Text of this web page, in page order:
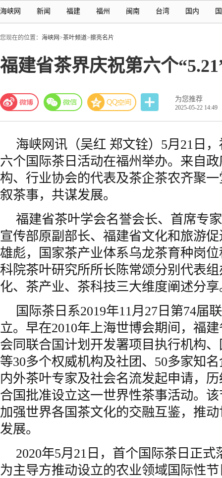
海峡网 新闻 福建 福州 闽南 台湾 国内
您现在的位置： 海峡网>茶叶频道>擦亮名片
福建省茶界庆祝第六个
为您推荐
2025-05-22 14:49
海峡网 讯（吴红 郑文铨）5月21日，
六个国际茶日活动在福州 举办。来自
构、行业协会的代表及茶企茶农齐聚
叙茶事，共谋发展。
福建省茶叶学会名誉会长、首席专
宣传部原副部长、福建省文化和旅游
雄彪，国家茶产业体系乌龙茶育种岗
科院茶叶研究所所长陈常颂分别代表
化、茶产业、茶科技三大维度阐述分享
国际茶日系2019年11月27日第74届
立。早在2010年上海世博会期间，福
会同联合国计划开发署项目执行机构
等30多个权威机构及社团、50多家知
内外茶叶专家及社会名流发起申请，
合国批准设立这一世界性茶事活动。
加强世界各国茶文化的交融互鉴，推
发展。
2020年5月21日，首个国际茶日正
为主导方推动设立的农业领域国际性